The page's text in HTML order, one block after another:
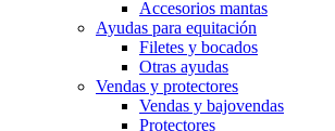
Accesorios mantas
Ayudas para equitación
Filetes y bocados
Otras ayudas
Vendas y protectores
Vendas y bajovendas
Protectores